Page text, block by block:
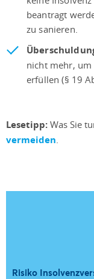
beantragt
zu sanieren.
nicht mehr, um
erfüllen (§ 19
Lesetipp: Was Sie
vermeiden
Risiko